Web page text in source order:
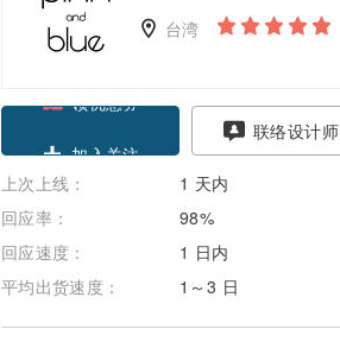
台湾
加入关注
联络设计师
上次上线：
1 天内
回应率：
98%
回应速度：
1 日内
平均出货速度：
1～3 日